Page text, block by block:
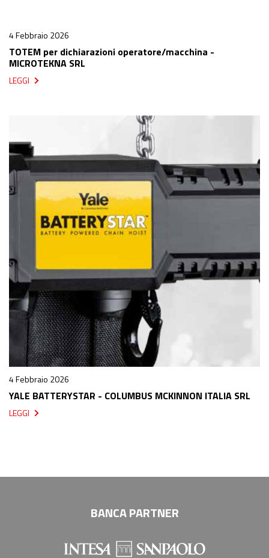
4 Febbraio 2026
TOTEM per dichiarazioni operatore/macchina -
MICROTEKNA SRL
LEGGI
4 Febbraio 2026
YALE BATTERYSTAR - COLUMBUS MCKINNON ITALIA SRL
LEGGI
BANCA PARTNER